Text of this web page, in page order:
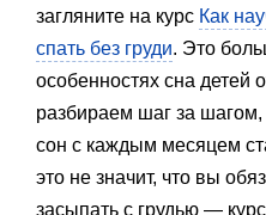
загляните на курс Как
спать без груди. Это
особенностях сна детей
разбираем шаг за шагом,
сон с каждым месяцем
это не значит, что вы
засыпать с грудью —